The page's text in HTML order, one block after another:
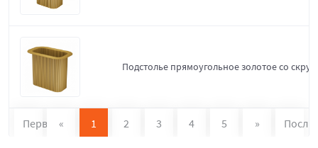
Подстолье прямоугольное золотое со
Первая « 1 2 3 4 5 »